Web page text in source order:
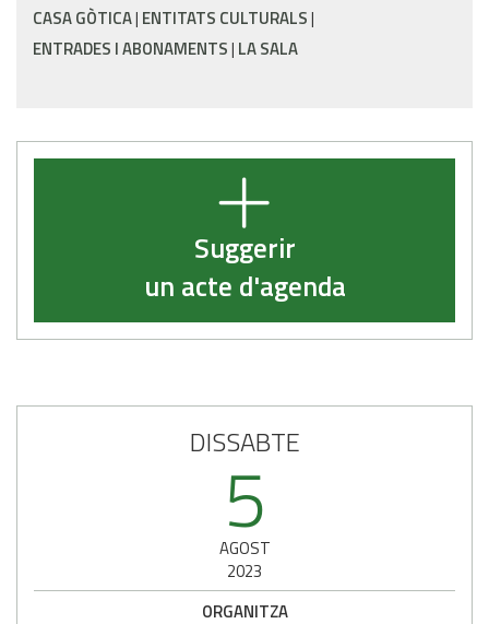
CASA GÒTICA ENTITATS CULTURALS
ENTRADES I ABONAMENTS LA SALA
Suggerir
un acte d'agenda
DISSABTE
5
AGOST
2023
ORGANITZA